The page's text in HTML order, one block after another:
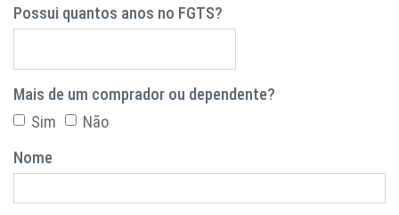
Possui quantos anos no FGTS?
Mais de um comprador ou dependente?
Sim
Não
Nome